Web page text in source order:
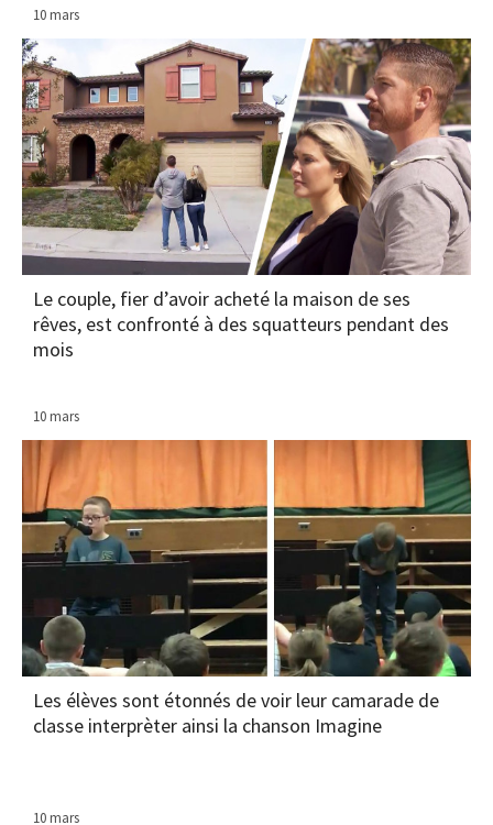
10 mars
Le couple, fier d’avoir acheté la maison de ses
rêves, est confronté à des squatteurs pendant des
mois
10 mars
Les élèves sont étonnés de voir leur camarade de
classe interprèter ainsi la chanson Imagine
10 mars